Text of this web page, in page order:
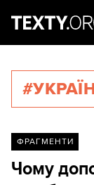
ФРАГМЕНТИ
Чому